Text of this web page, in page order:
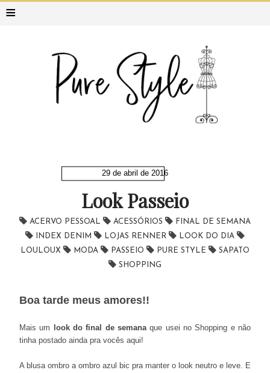
≡
29 de abril de 2016
Look Passeio
ACERVO PESSOAL ACESSÓRIOS
FINAL DE SEMANA
INDEX DENIM
LOJAS RENNER
LOOK DO DIA
LOULOUX
MODA PASSEIO PURE STYLE
SAPATO
SHOPPING
Boa tarde meus amores!!
Mais um look do final de semanaque usei no Shopping e não
tinha postado ainda pra vocês aqui!
A blusa ombro a ombro azul bic pra manter o look neutro e leve. E